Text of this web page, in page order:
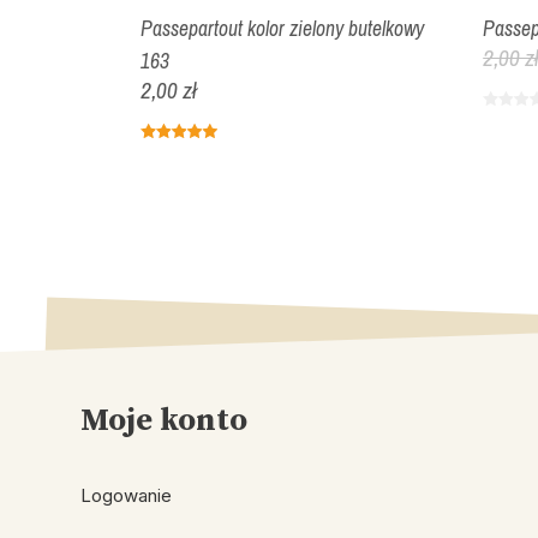
Passepartout kolor zielony butelkowy
163
2,00 zł
2,00 zł
Moje konto
Logowanie